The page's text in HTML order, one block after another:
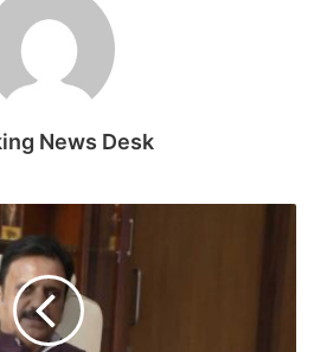
News Desk